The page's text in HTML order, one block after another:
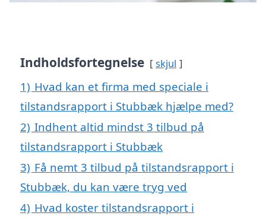
Indholdsfortegnelse skjul
1) Hvad kan et firma med speciale i
tilstandsrapport i Stubbæk hjælpe med?
2) Indhent altid mindst 3 tilbud på
tilstandsrapport i Stubbæk
3) Få nemt 3 tilbud på tilstandsrapport i
Stubbæk, du kan være tryg ved
4) Hvad koster tilstandsrapport i